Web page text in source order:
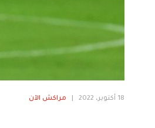
18 أكتوبر، 2022 مراكش الآن